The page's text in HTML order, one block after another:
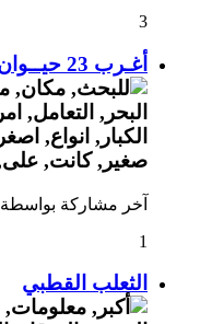
3
أغـرب 23 حيــوان فى العالـم
آخر مشاركة بواسطة
1
الثعلب القطبي